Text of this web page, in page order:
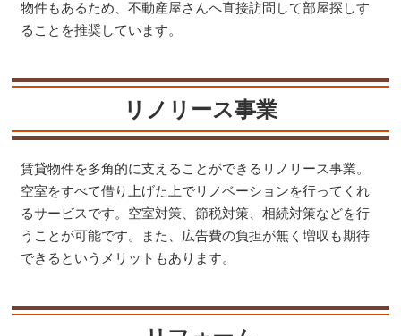
物件もあるため、不動産屋さんへ直接訪問して部屋探しす
ることを推奨しています。
リノリース事業
賃貸物件を多角的に支えることができるリノリース事業。
空室をすべて借り上げた上でリノベーションを行ってくれ
るサービスです。空室対策、節税対策、相続対策などを行
うことが可能です。また、広告費の負担が無く増収も期待
できるというメリットもあります。